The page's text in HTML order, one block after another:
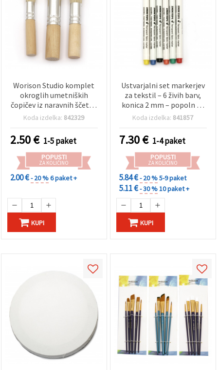
Worison Studio komplet
okroglih umetniških
čopičev iz naravnih ščetin,
13,5 mm, 16 mm, 18 mm –
Koda izdelka: 842329
2.50€ 1-5 paket
POPUSTI
ZA KOLIČINO
2.00 €- 20 %6 paket +
KUPI
Ustvarjalni set markerjev
za tekstil – 6 živih barv,
konica 2 mm – popoln za
oblikovanje na tkaninah,
dodatkih
Koda izdelka: 841857
7.30€ 1-4 paket
POPUSTI
ZA KOLIČINO
5.84 €- 20 %5-9 paket
5.11 €- 30 %10 paket +
KUPI